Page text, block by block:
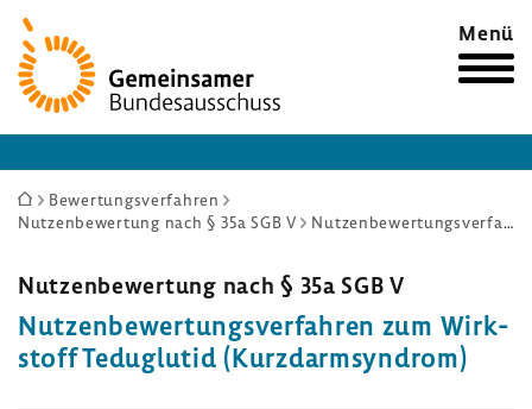
Zur
Startseite
Menü
Sie
sind
Bewertungsverfahren
Nutzenbewertung nach § 35a SGB V
Nutzenbewertungsverfahren zum Wirkstoff Teduglutid (Kurzdarmsyndrom)
Nutzen­be­wer­tung nach § 35a SGB V
Nutzen­be­wer­tungs­ver­fahren zum Wirk­
stoff Teduglutid (Kurz­darm­syn­drom)